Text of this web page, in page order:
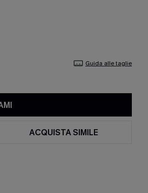
Guida alle taglie
ACQUISTA SIMILE